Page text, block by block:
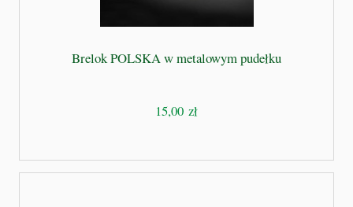
Brelok POLSKA w metalowym pudełku
15,00 zł